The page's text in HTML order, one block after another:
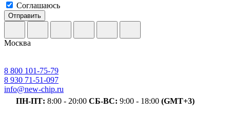
Соглашаюсь
Отправить
Москва
8 800 101-75-79
8 930 71-51-097
info@new-chip.ru
ПН-ПТ: 8:00 - 20:00 СБ-ВС: 9:00 - 18:00 (GMT+3)